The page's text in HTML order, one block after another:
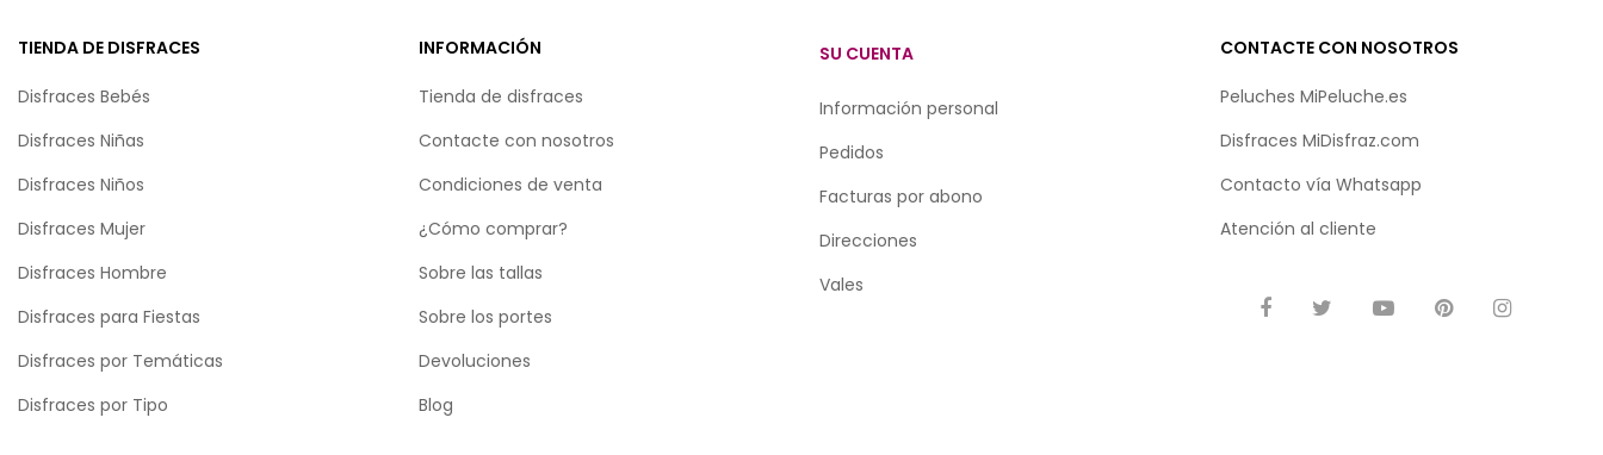
TIENDA DE DISFRACES
Disfraces Bebés
Disfraces Niñas
Disfraces Niños
Disfraces Mujer
Disfraces Hombre
Disfraces para Fiestas
Disfraces por Temáticas
Disfraces por Tipo
INFORMACIÓN
Tienda de disfraces
Contacte con nosotros
Condiciones de venta
¿Cómo comprar?
Sobre las tallas
Sobre los portes
Devoluciones
Blog
SU CUENTA
Información personal
Pedidos
Facturas por abono
Direcciones
Vales
CONTACTE CON NOSOTROS
Peluches MiPeluche.es
Disfraces MiDisfraz.com
Contacto vía Whatsapp
Atención al cliente